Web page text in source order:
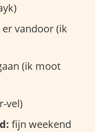
vandoor (ik
(ik moot
vel)
fijn weekend